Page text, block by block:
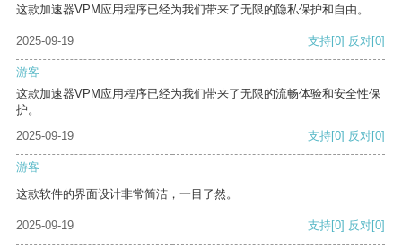
这款加速器VPM应用程序已经为我们带来了无限的隐私保护和自由。
2025-09-19 支持[0] 反对[0]
游客
这款加速器VPM应用程序已经为我们带来了无限的流畅体验和安全性保
护。
2025-09-19
支持[0] 反对[0]
游客
这款软件的界面设计非常简洁，一目了然。
2025-09-19 支持[0] 反对[0]